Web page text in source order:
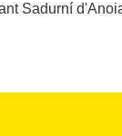
Sadurní